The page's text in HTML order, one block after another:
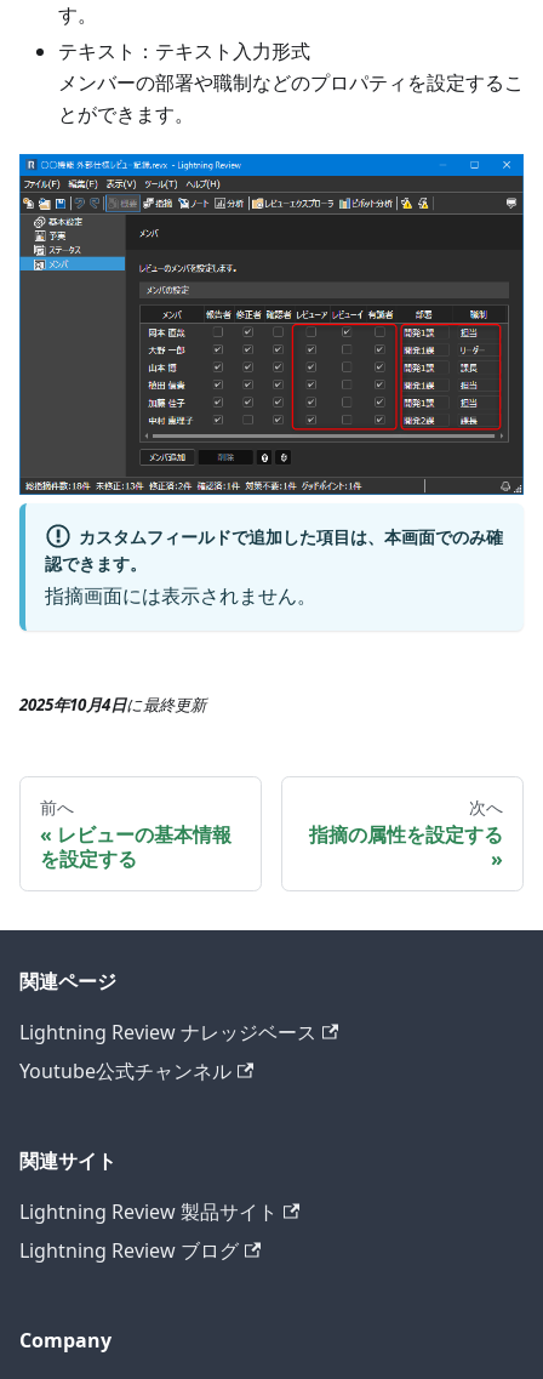
す。
テキスト：テキスト入力形式
メンバーの部署や職制などのプロパティを設定するこ
とができます。
カスタムフィールドで追加した項目は、本画面でのみ確
認できます。
指摘画面には表示されません。
2025年10月4日に最終更新
前へ
レビューの基本情報
を設定する
次へ
指摘の属性を設定する
関連ページ
Lightning Review ナレッジベース
Youtube公式チャンネル
関連サイト
Lightning Review 製品サイト
Lightning Review ブログ
Company